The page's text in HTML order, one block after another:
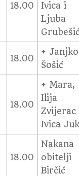
18.00
Ivica i
Ljuba
18.00
+ Janjko
Šošić
18.00
+ Mara,
Ilija
Zvijerac
Ivica
18.00
Nakana
obitelji
Birčić